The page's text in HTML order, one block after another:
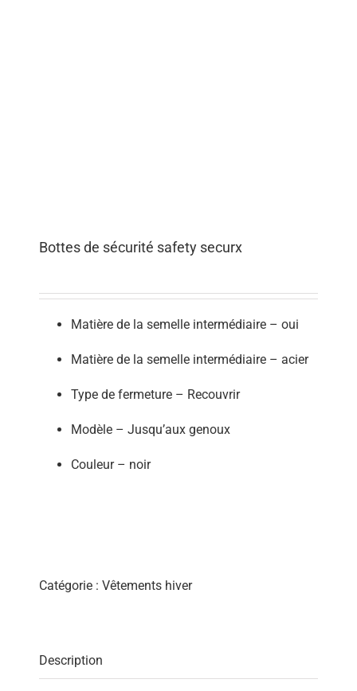
Bottes de sécurité safety securx
Matière de la semelle intermédiaire – oui
Matière de la semelle intermédiaire – acier
Type de fermeture – Recouvrir
Modèle – Jusqu’aux genoux
Couleur – noir
Catégorie :Vêtements hiver
Description